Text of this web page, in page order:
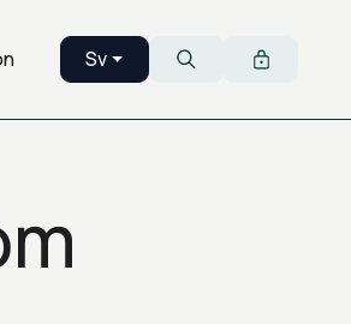
Sv
Svenska Sök